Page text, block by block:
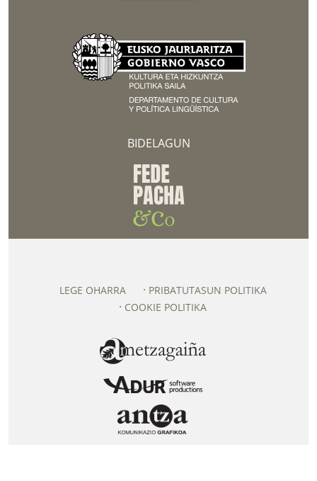
BIDELAGUN
LEGE OHARRA
PRIBATUTASUN POLITIKA
COOKIE POLITIKA